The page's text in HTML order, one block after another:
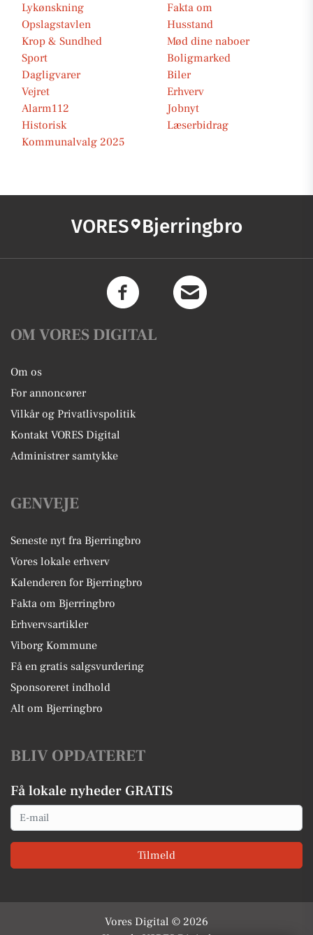
Lykønskning
Fakta om
Opslagstavlen
Husstand
Krop & Sundhed
Mød dine naboer
Sport
Boligmarked
Dagligvarer
Biler
Vejret
Erhverv
Alarm112
Jobnyt
Historisk
Læserbidrag
Kommunalvalg 2025
VORES Bjerringbro
OM VORES DIGITAL
Om os
For annoncører
Vilkår og Privatlivspolitik
Kontakt VORES Digital
Administrer samtykke
GENVEJE
Seneste nyt fra Bjerringbro
Vores lokale erhverv
Kalenderen for Bjerringbro
Fakta om Bjerringbro
Erhvervsartikler
Viborg Kommune
Få en gratis salgsvurdering
Sponsoreret indhold
Alt om Bjerringbro
BLIV OPDATERET
Få lokale nyheder GRATIS
Email
Tilmeld
Vores Digital © 2026